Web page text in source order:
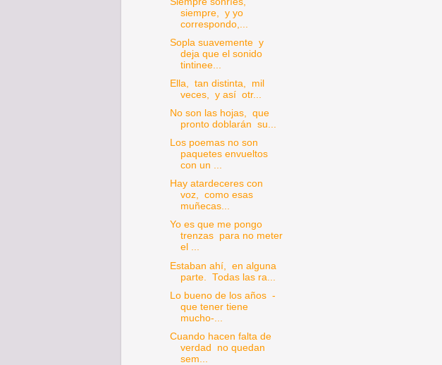
siempre, y yo
correspondo,...
Sopla suavemente y
deja que el sonido
tintinee...
Ella, tan distinta, mil
veces, y así otr...
No son las hojas, que
pronto doblarán su...
Los poemas no son
paquetes envueltos
con un ...
Hay atardeceres con
voz, como esas
muñecas...
Yo es que me pongo
trenzas para no meter
el ...
Estaban ahí, en alguna
parte. Todas las ra...
Lo bueno de los años -
que tener tiene
mucho-...
Cuando hacen falta de
verdad no quedan
sem...